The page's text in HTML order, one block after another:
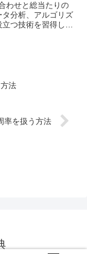
わせと総当たりの
分析、アルゴリズ
つ技術を習得しま
法
率を扱う方法